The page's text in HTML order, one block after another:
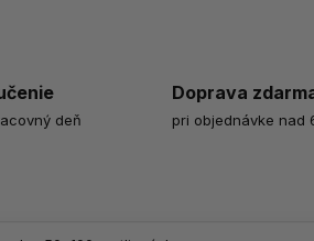
deň
Doprava
pri objednávke nad